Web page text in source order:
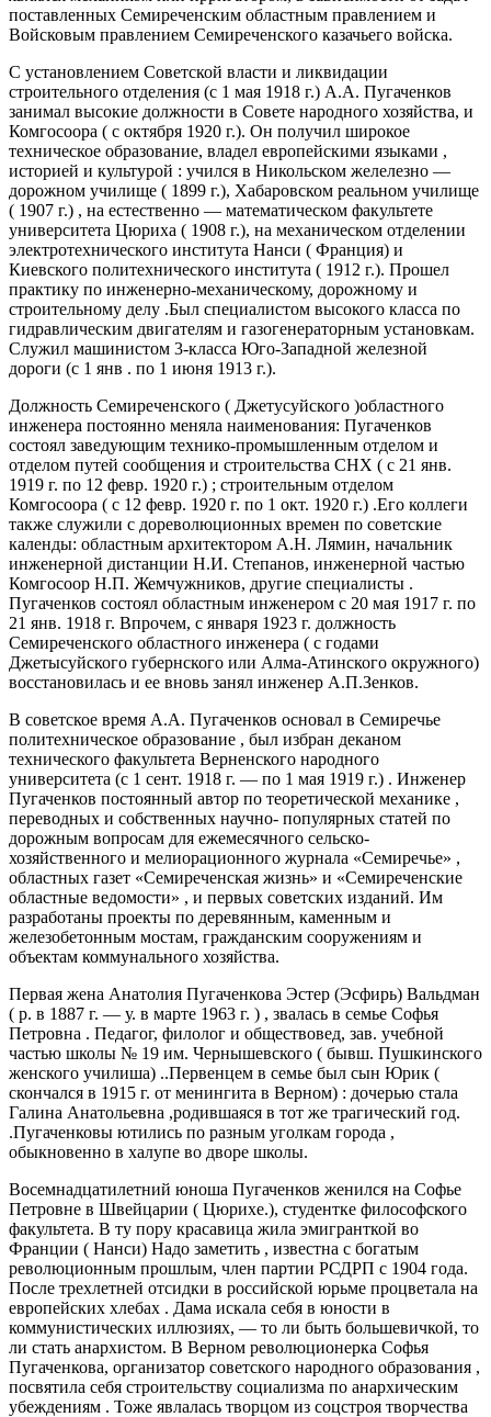
поставленных Семиреченским областным правлением и
Войсковым правлением Семиреченского казачьего войска.
С установлением Советской власти и ликвидации
строительного отделения (с 1 мая 1918 г.) А.А. Пугаченков
занимал высокие должности в Совете народного хозяйства, и
Комгосоора ( с октября 1920 г.). Он получил широкое
техническое образование, владел европейскими языками ,
историей и культурой : учился в Никольском желелезно —
дорожном училище ( 1899 г.), Хабаровском реальном училище
( 1907 г.) , на естественно — математическом факультете
университета Цюриха ( 1908 г.), на механическом отделении
электротехнического института Нанси ( Франция) и
Киевского политехнического института ( 1912 г.). Прошел
практику по инженерно-механическому, дорожному и
строительному делу .Был специалистом высокого класса по
гидравлическим двигателям и газогенераторным установкам.
Служил машинистом 3-класса Юго-Западной железной
дороги (с 1 янв . по 1 июня 1913 г.).
Должность Семиреченского ( Джетусуйского )областного
инженера постоянно меняла наименования: Пугаченков
состоял заведующим технико-промышленным отделом и
отделом путей сообщения и строительства СНХ ( с 21 янв.
1919 г. по 12 февр. 1920 г.) ; строительным отделом
Комгосоора ( с 12 февр. 1920 г. по 1 окт. 1920 г.) .Его коллеги
также служили с дореволюционных времен по советские
календы: областным архитектором А.Н. Лямин, начальник
инженерной дистанции Н.И. Степанов, инженерной частью
Комгосоор Н.П. Жемчужников, другие специалисты .
Пугаченков состоял областным инженером с 20 мая 1917 г. по
21 янв. 1918 г. Впрочем, с января 1923 г. должность
Семиреченского областного инженера ( с годами
Джетысуйского губернского или Алма-Атинского окружного)
восстановилась и ее вновь занял инженер А.П.Зенков.
В советское время А.А. Пугаченков основал в Семиречье
политехническое образование , был избран деканом
технического факультета Верненского народного
университета (с 1 сент. 1918 г. — по 1 мая 1919 г.) . Инженер
Пугаченков постоянный автор по теоретической механике ,
переводных и собственных научно- популярных статей по
дорожным вопросам для ежемесячного сельско-
хозяйственного и мелиорационного журнала «Семиречье» ,
областных газет «Семиреченская жизнь» и «Семиреченские
областные ведомости» , и первых советских изданий. Им
разработаны проекты по деревянным, каменным и
железобетонным мостам, гражданским сооружениям и
объектам коммунального хозяйства.
Первая жена Анатолия Пугаченкова Эстер (Эсфирь) Вальдман
( р. в 1887 г. — у. в марте 1963 г. ) , звалась в семье Софья
Петровна . Педагог, филолог и обществовед, зав. учебной
частью школы № 19 им. Чернышевского ( бывш. Пушкинского
женского училиша) ..Первенцем в семье был сын Юрик (
скончался в 1915 г. от менингита в Верном) : дочерью стала
Галина Анатольевна ,родившаяся в тот же трагический год.
.Пугаченковы ютились по разным уголкам города ,
обыкновенно в халупе во дворе школы.
Восемнадцатилетний юноша Пугаченков женился на Софье
Петровне в Швейцарии ( Цюрихе.), студентке философского
факультета. В ту пору красавица жила эмигранткой во
Франции ( Нанси) Надо заметить , известна с богатым
революционным прошлым, член партии РСДРП с 1904 года.
После трехлетней отсидки в российской юрьме процветала на
европейских хлебах . Дама искала себя в юности в
коммунистических иллюзиях, — то ли быть большевичкой, то
ли стать анархистом. В Верном революционерка Софья
Пугаченкова, организатор советского народного образования ,
посвятила себя строительству социализма по анархическим
убеждениям . Тоже явлалась творцом из соцстроя творчества